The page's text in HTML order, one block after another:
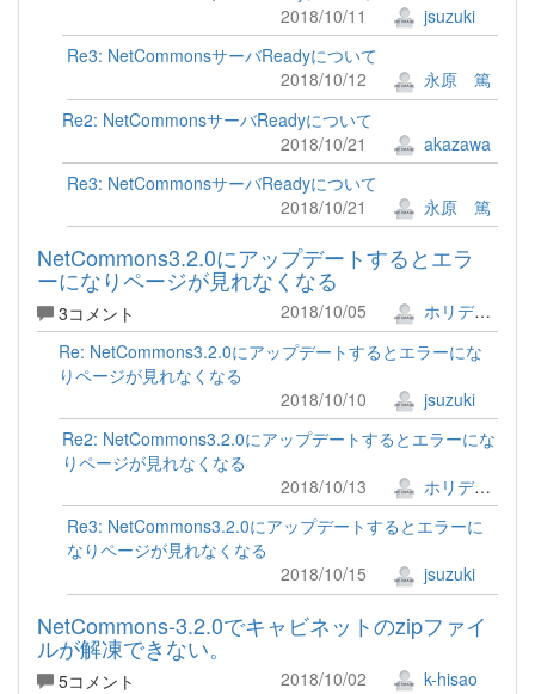
2018/10/11
jsuzuki
Re3: NetCommonsサーバReadyについて
2018/10/12
永原 篤
Re2: NetCommonsサーバReadyについて
2018/10/21
akazawa
Re3: NetCommonsサーバReadyについて
2018/10/21
永原 篤
NetCommons3.2.0にアップデートするとエラ
ーになりページが見れなくなる
3コメント 2018/10/05
ホリデー!!
Re: NetCommons3.2.0にアップデートするとエラーにな
りページが見れなくなる
2018/10/10
jsuzuki
Re2: NetCommons3.2.0にアップデートするとエラーにな
りページが見れなくなる
2018/10/13
ホリデー!!
Re3: NetCommons3.2.0にアップデートするとエラーに
なりページが見れなくなる
2018/10/15
jsuzuki
NetCommons-3.2.0でキャビネットのzipファイ
ルが解凍できない。
5コメント 2018/10/02
k-hisao